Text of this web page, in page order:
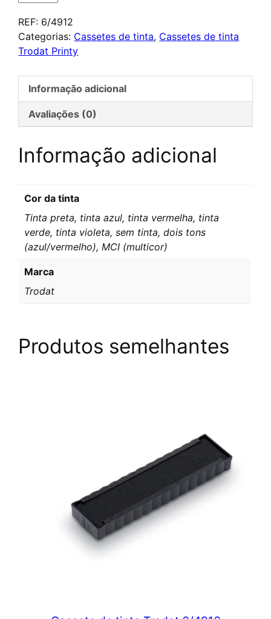
d'encrage
Trodat
6/4912
REF: 6/4912
Categorias: Cassetes de tinta, Cassetes de tinta
Trodat Printy
Informação adicional
Avaliações (0)
Informação adicional
Cor da tinta
Tinta preta, tinta azul, tinta vermelha, tinta
verde, tinta violeta, sem tinta, dois tons
(azul/vermelho), MCI (multicor)
Marca
Trodat
Produtos semelhantes